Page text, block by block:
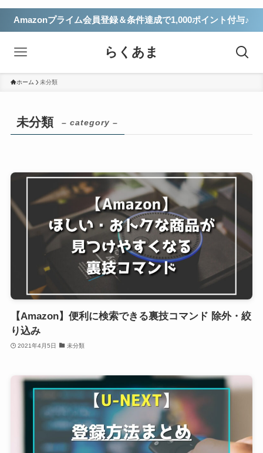
Amazonプライム会員登録＆条件達成で1,000ポイント付与♪
らくあま
ホーム 未分類
未分類 – category –
【Amazon】便利に検索できる裏技コマンド 除外・絞
り込み
2021年4月5日 未分類